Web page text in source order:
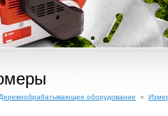
Деревообрабатывающее оборудование »